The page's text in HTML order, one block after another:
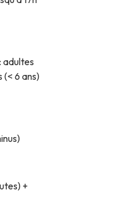
adultes
(< 6 ans)
+